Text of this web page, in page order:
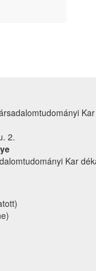
Kar
2.
Kar